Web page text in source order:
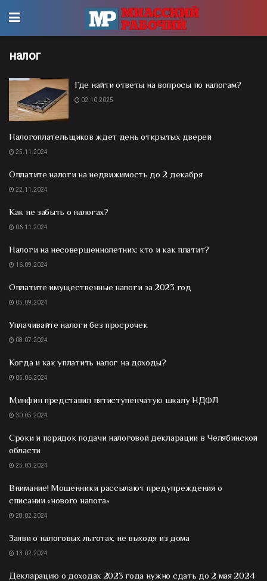
налог
Где найти ответы на вопросы по налогам?
02.10.2025
Налогоплательщиков ждет день открытых дверей
25.11.2024
Оплатите налоги на недвижимость до 2 декабря
22.11.2024
Как не забыть о налогах?
06.11.2024
Налоги на несовершеннолетних: кто и как платит?
16.09.2024
Оплатите имущественные налоги за 2023 год
05.09.2024
Уплачивайте налоги без просрочек
08.07.2024
Когда и как уплатить налог на доходы?
05.06.2024
Минфин представил пятиступенчатую шкалу НДФЛ
30.05.2024
Сроки и порядок подачи налоговой декларации в Челябинской
области
25.03.2024
Внимание! Мошенники рассылают предупреждения о
списании «нового налога»
28.02.2024
Заяви о налоговых льготах, не выходя из дома
13.02.2024
Декларацию о доходах 2023 года нужно сдать до 2 мая 2024